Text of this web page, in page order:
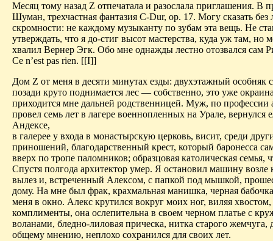
Месяц тому назад Z отпечатала и разослала приглашения. В
Шуман, трехчастная фантазия C-Dur, ор. 17. Могу сказать
скромности: не каждому музыканту по зубам эта вещь. Не
утверждать, что я до-стиг высот мастерства, куда уж там, но
хвалил Вернер Эгк. Обо мне однажды лестно отозвался сам
Сe n’est pas rien. [[I]]
Дом Z от меня в десяти минутах езды: двухэтажный особняк
позади круто поднимается лес — собственно, это уже
приходится мне дальней родственницей. Муж, по профессии
провел семь лет в лагере военнопленных на Урале, вернулся
Андексе,
в галерее у входа в монастырскую церковь, висит, среди
приношений, благодарственный крест, который баронесса
вверх по тропе паломников; образцовая католическая семья,
Спустя полгода архитектор умер. Я остановил машину возле
вылез и, встреченный Алексом, с папкой под мышкой,
дому. На мне был фрак, крахмальная манишка, черная
меня в окно. Алекс крутился вокруг моих ног, виляя
комплименты, она ослепительна в своем черном платье с
воланами, бледно-лиловая прическа, нитка старого жемчуга,
общему мнению, неплохо сохранился для своих лет.